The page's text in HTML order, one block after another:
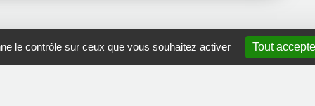
le contrôle sur ceux que vous souhaitez activer Tout
GRDR Copyright 2010 | |Plan du site|